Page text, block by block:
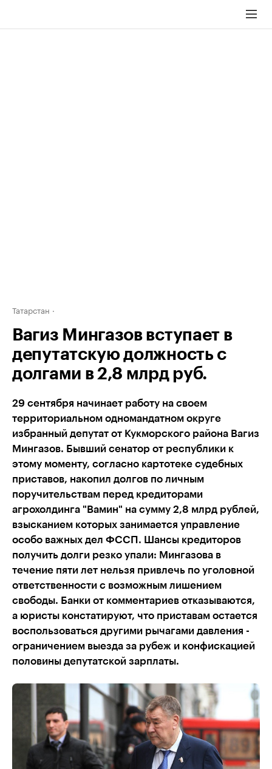
Татарстан
Вагиз Мингазов вступает в
депутатскую должность с
долгами в 2,8 млрд руб.
29 сентября начинает работу на своем
территориальном одномандатном округе
избранный депутат от Кукморского района Вагиз
Мингазов. Бывший сенатор от республики к
этому моменту, согласно картотеке судебных
приставов, накопил долгов по личным
поручительствам перед кредиторами
агрохолдинга "Вамин" на сумму 2,8 млрд рублей,
взысканием которых занимается управление
особо важных дел ФССП. Шансы кредиторов
получить долги резко упали: Мингазова в
течение пяти лет нельзя привлечь по уголовной
ответственности с возможным лишением
свободы. Банки от комментариев отказываются,
а юристы констатируют, что приставам остается
воспользоваться другими рычагами давления -
ограничением выезда за рубеж и конфискацией
половины депутатской зарплаты.